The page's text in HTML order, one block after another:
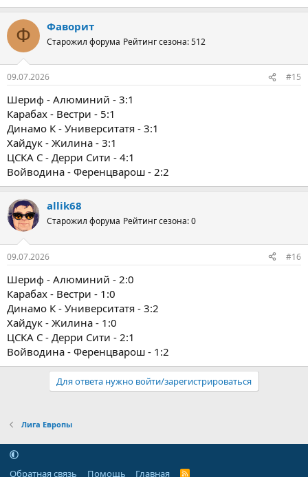
Ф Фаворит
Старожил форума Рейтинг сезона: 512
09.07.2026 #15
Шериф - Алюминий - 3:1
Карабах - Вестри - 5:1
Динамо К - Университатя - 3:1
Хайдук - Жилина - 3:1
ЦСКА С - Дерри Сити - 4:1
Войводина - Ференцварош - 2:2
allik68
Старожил форума Рейтинг сезона: 0
09.07.2026 #16
Шериф - Алюминий - 2:0
Карабах - Вестри - 1:0
Динамо К - Университатя - 3:2
Хайдук - Жилина - 1:0
ЦСКА С - Дерри Сити - 2:1
Войводина - Ференцварош - 1:2
Для ответа нужно войти/зарегистрироваться
Лига Европы
Обратная связь Помощь Главная R